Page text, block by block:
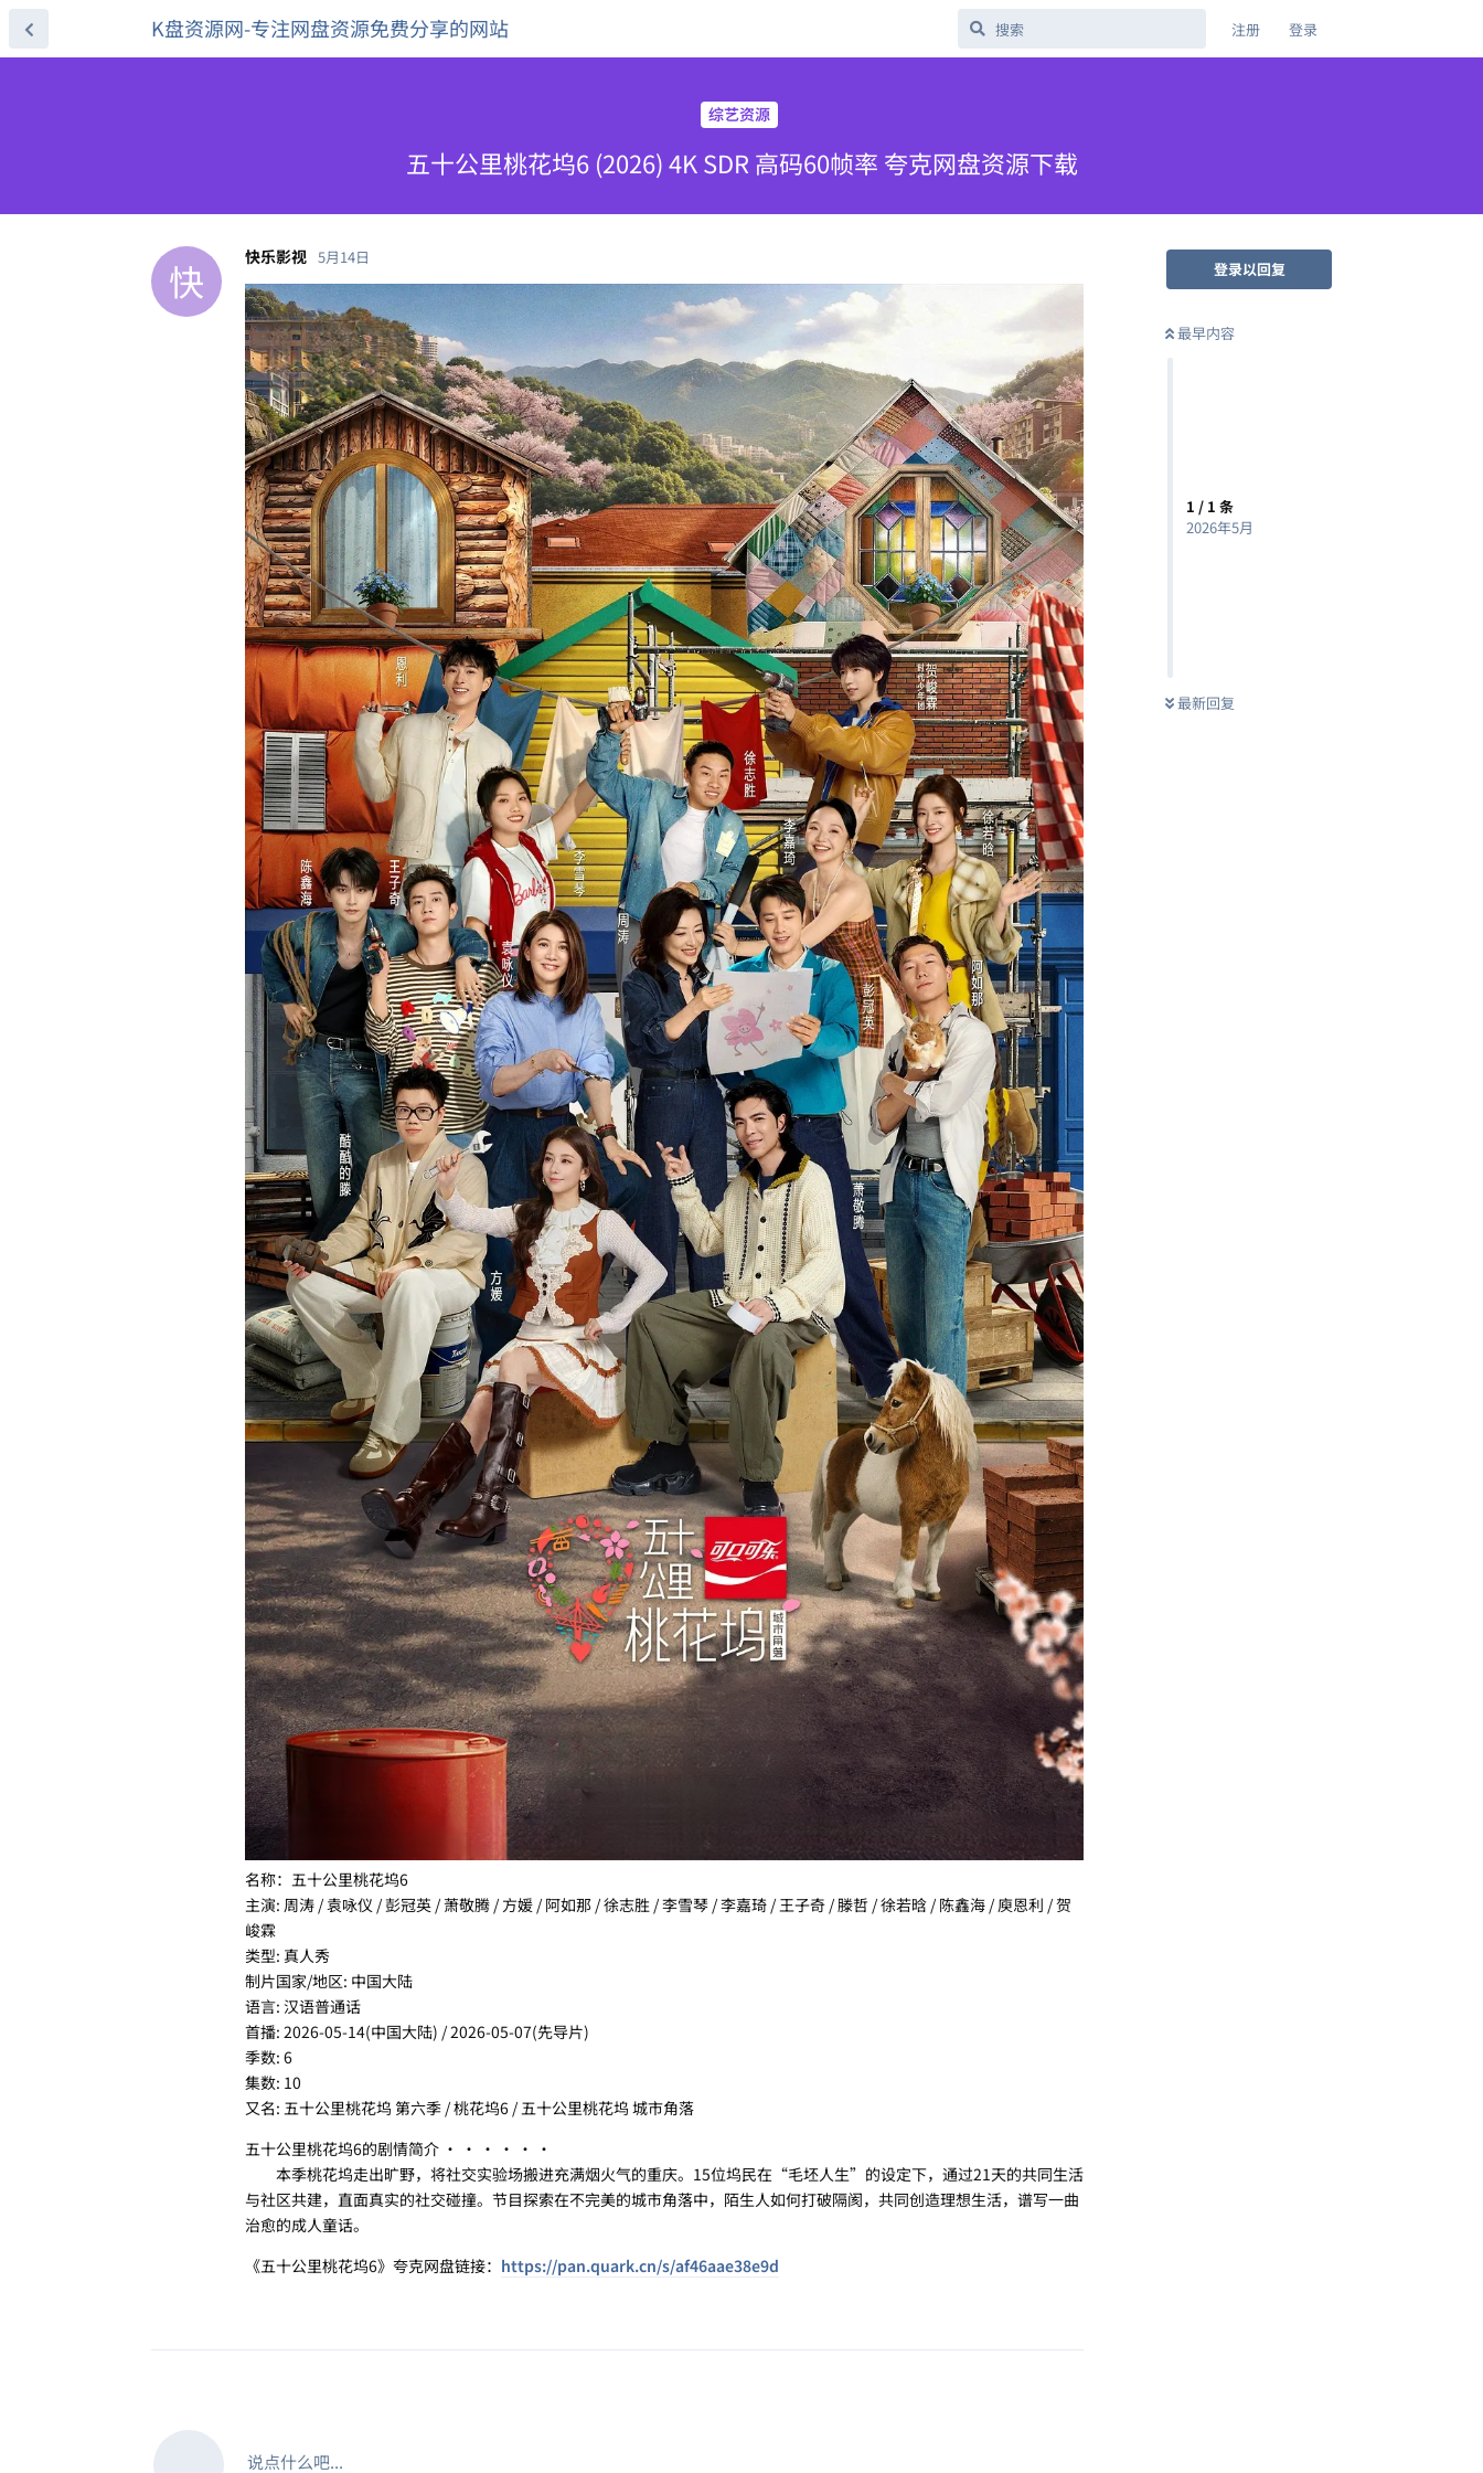
K盘资源网-专注网盘资源免费分享的网站 注册 登录
综艺资源
五十公里桃花坞6 (2026) 4K SDR 高码60帧率 夸克网盘资源下载
登录以回复
最早内容
1 / 1 条
2026年5月
最新回复
快 快乐影视 5月14日
名称：五十公里桃花坞6
主演: 周涛 / 袁咏仪 / 彭冠英 / 萧敬腾 / 方媛 / 阿如那 / 徐志胜 / 李雪琴 / 李嘉琦 / 王子奇 / 滕哲 / 徐若晗 / 陈鑫海 / 庾恩利 / 贺
峻霖
类型: 真人秀
制片国家/地区: 中国大陆
语言: 汉语普通话
首播: 2026-05-14(中国大陆) / 2026-05-07(先导片)
季数: 6
集数: 10
又名: 五十公里桃花坞 第六季 / 桃花坞6 / 五十公里桃花坞 城市角落
五十公里桃花坞6的剧情简介 · · · · · ·
本季桃花坞走出旷野，将社交实验场搬进充满烟火气的重庆。15位坞民在“毛坯人生”的设定下，通过21天的共同生活
与社区共建，直面真实的社交碰撞。节目探索在不完美的城市角落中，陌生人如何打破隔阂，共同创造理想生活，谱写一曲
治愈的成人童话。
《五十公里桃花坞6》夸克网盘链接： https://pan.quark.cn/s/af46aae38e9d
说点什么吧...